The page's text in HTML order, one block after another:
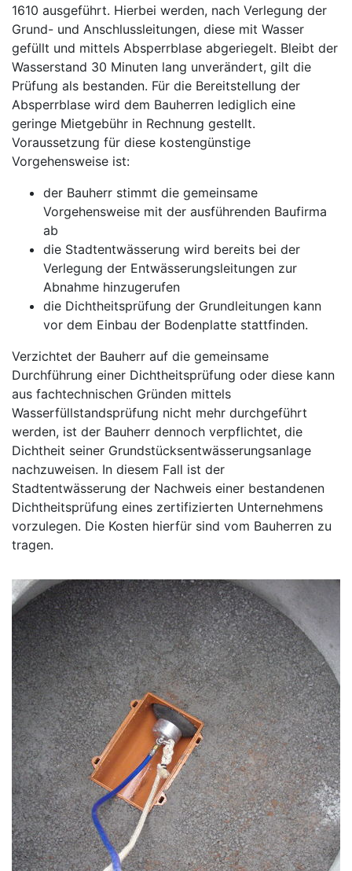
1610 ausgeführt. Hierbei werden, nach Verlegung der
Grund- und Anschlussleitungen, diese mit Wasser
gefüllt und mittels Absperrblase abgeriegelt. Bleibt der
Wasserstand 30 Minuten lang unverändert, gilt die
Prüfung als bestanden. Für die Bereitstellung der
Absperrblase wird dem Bauherren lediglich eine
geringe Mietgebühr in Rechnung gestellt.
Voraussetzung für diese kostengünstige
Vorgehensweise ist:
der Bauherr stimmt die gemeinsame
Vorgehensweise mit der ausführenden Baufirma
ab
die Stadtentwässerung wird bereits bei der
Verlegung der Entwässerungsleitungen zur
Abnahme hinzugerufen
die Dichtheitsprüfung der Grundleitungen kann
vor dem Einbau der Bodenplatte stattfinden.
Verzichtet der Bauherr auf die gemeinsame
Durchführung einer Dichtheitsprüfung oder diese kann
aus fachtechnischen Gründen mittels
Wasserfüllstandsprüfung nicht mehr durchgeführt
werden, ist der Bauherr dennoch verpflichtet, die
Dichtheit seiner Grundstücksentwässerungsanlage
nachzuweisen. In diesem Fall ist der
Stadtentwässerung der Nachweis einer bestandenen
Dichtheitsprüfung eines zertifizierten Unternehmens
vorzulegen. Die Kosten hierfür sind vom Bauherren zu
tragen.